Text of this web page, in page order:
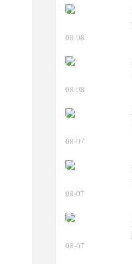
08-08
08-08
08-07
08-07
08-07